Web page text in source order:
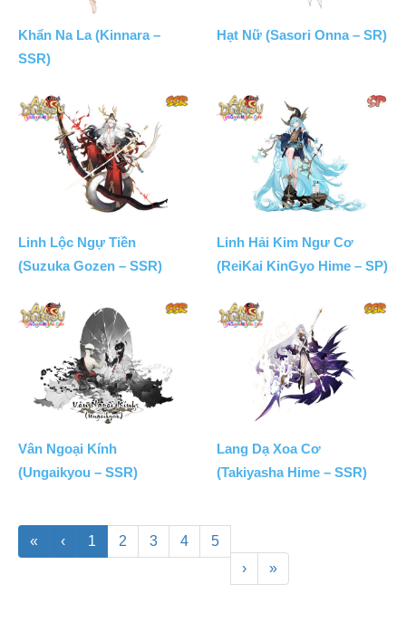
Khẩn Na La (Kinnara –
SSR)
Hạt Nữ (Sasori Onna – SR)
Linh Lộc Ngự Tiền
(Suzuka Gozen – SSR)
Linh Hải Kim Ngư Cơ
(ReiKai KinGyo Hime – SP)
Vân Ngoại Kính
(Ungaikyou – SSR)
Lang Dạ Xoa Cơ
(Takiyasha Hime – SSR)
« ‹ 1 2 3 4
5
›
»